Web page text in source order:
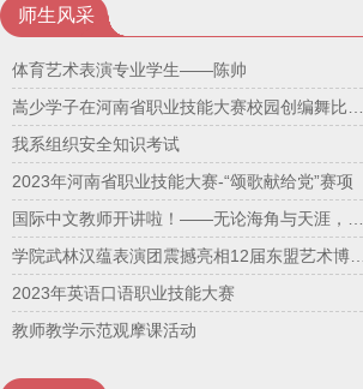
师生风采
体育艺术表演专业学生——陈帅
我系组织安全知识考试
2023年河南省职业技能大赛-“颂歌献给党”赛项
2023年英语口语职业技能大赛
教师教学示范观摩课活动